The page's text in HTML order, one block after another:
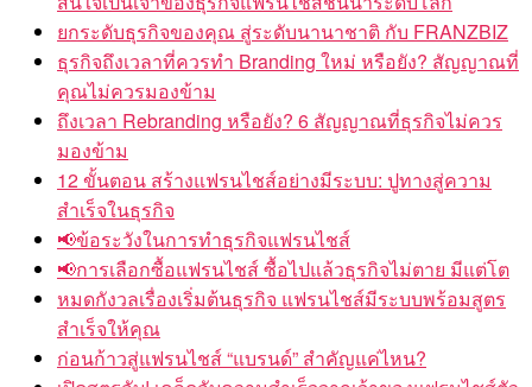
ยกระดับธุรกิจของคุณ สู่ระดับนานาชาติ กับ FRANZBIZ
ธุรกิจถึงเวลาที่ควรทำ Branding ใหม่ หรือยัง? สัญญาณที่
คุณไม่ควรมองข้าม
ถึงเวลา Rebranding หรือยัง? 6 สัญญาณที่ธุรกิจไม่ควร
มองข้าม
12 ขั้นตอน สร้างแฟรนไชส์อย่างมีระบบ: ปูทางสู่ความ
สำเร็จในธุรกิจ
📢ข้อระวังในการทำธุรกิจแฟรนไชส์
📢การเลือกซื้อแฟรนไชส์ ซื้อไปแล้วธุรกิจไม่ตาย มีแต่โต
หมดกังวลเรื่องเริ่มต้นธุรกิจ แฟรนไชส์มีระบบพร้อมสูตร
สำเร็จให้คุณ
ก่อนก้าวสู่แฟรนไชส์ “แบรนด์” สำคัญแค่ไหน?